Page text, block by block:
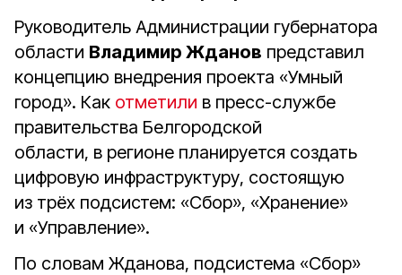
Руководитель Администрации губернатора
области Владимир Жданов представил
концепцию внедрения проекта «Умный
город». Как отметили в пресс-службе
правительства Белгородской
области, в регионе планируется создать
цифровую инфраструктуру, состоящую
из трёх подсистем: «Сбор», «Хранение»
и «Управление».
По словам Жданова, подсистема «Сбор»